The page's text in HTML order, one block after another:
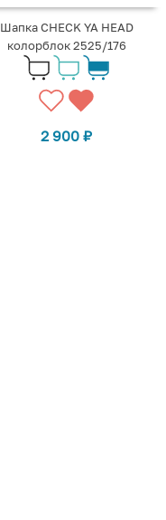
Шапка CHECK YA HEAD
колорблок 2525/176
2 900 ₽